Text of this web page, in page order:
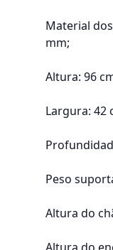
Material
mm;
Altura: 96
Largura: 42
Peso
Altura do